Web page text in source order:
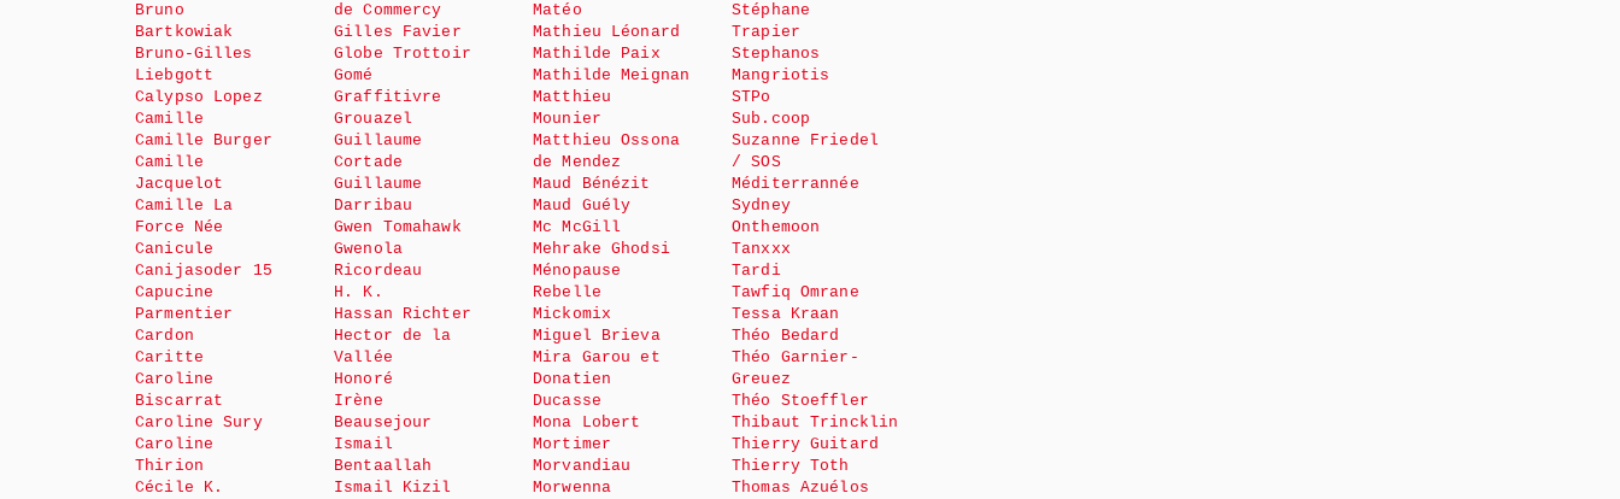
Bruno
Bartkowiak
Bruno-Gilles
Liebgott
Calypso Lopez
Camille
Camille Burger
Camille
Jacquelot
Camille La
Force Née
Canicule
Canijasoder 15
Capucine
Parmentier
Cardon
Caritte
Caroline
Biscarrat
Caroline Sury
Caroline
Thirion
Cécile K.
de Commercy
Gilles Favier
Globe Trottoir
Gomé
Graffitivre
Grouazel
Guillaume
Cortade
Guillaume
Darribau
Gwen Tomahawk
Gwenola
Ricordeau
H. K.
Hassan Richter
Hector de la
Vallée
Honoré
Irène
Beausejour
Ismail
Bentaallah
Ismail Kizil
Matéo
Mathieu Léonard
Mathilde Paix
Mathilde Meignan
Matthieu
Mounier
Matthieu Ossona
de Mendez
Maud Bénézit
Maud Guély
Mc McGill
Mehrake Ghodsi
Ménopause
Rebelle
Mickomix
Miguel Brieva
Mira Garou et
Donatien
Ducasse
Mona Lobert
Mortimer
Morvandiau
Morwenna
Stéphane
Trapier
Stephanos
Mangriotis
STPo
Sub.coop
Suzanne Friedel
/ SOS
Méditerrannée
Sydney
Onthemoon
Tanxxx
Tardi
Tawfiq Omrane
Tessa Kraan
Théo Bedard
Théo Garnier-
Greuez
Théo Stoeffler
Thibaut Trincklin
Thierry Guitard
Thierry Toth
Thomas Azuélos